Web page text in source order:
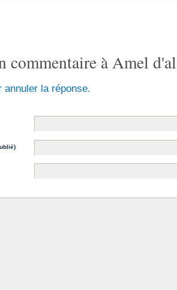
commentaire àAmel
annuler la réponse.